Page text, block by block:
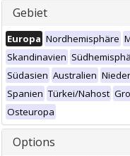
Gebiet
Europa Nordhemisphäre
Skandinavien
Südasien Australien
Spanien Türkei/Nahost
Osteuropa
Options